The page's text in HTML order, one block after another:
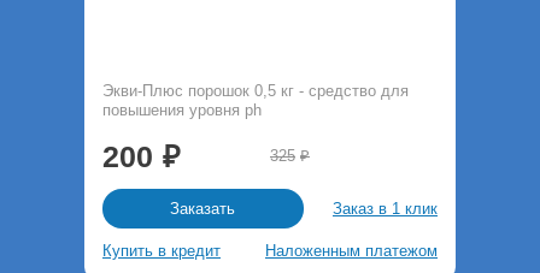
Экви-Плюс порошок 0,5 кг - средство для
повышения уровня ph
200 325
Заказать Заказ в 1 клик
Купить в кредит Наложенным платежом